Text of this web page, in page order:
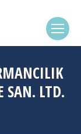
SAN. LTD.